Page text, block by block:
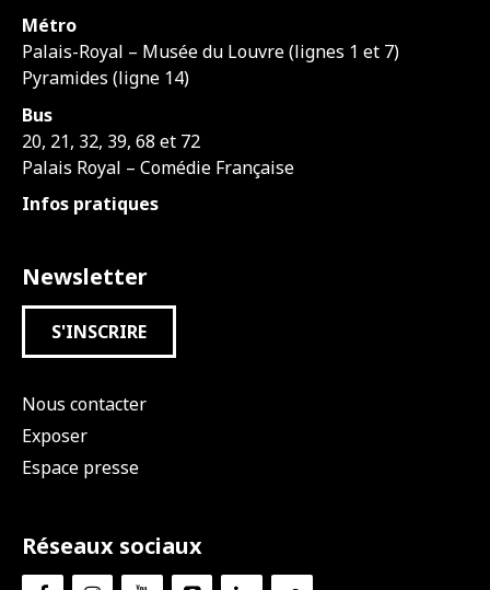
Métro
Palais-Royal – Musée du Louvre (lignes 1 et 7)
Pyramides (ligne 14)
Bus
20, 21, 32, 39, 68 et 72
Palais Royal – Comédie Française
Infos pratiques
Newsletter
S'INSCRIRE
Nous contacter
Exposer
Espace presse
Réseaux sociaux